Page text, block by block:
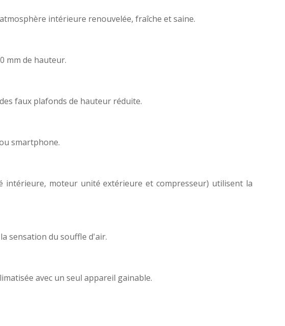
intérieure renouvelée, fraîche et saine.
mm de hauteur.
faux plafonds de hauteur réduite.
smartphone.
moteur unité extérieure et compresseur) utilisent la
sensation du souffle d'air.
avec un seul appareil gainable.